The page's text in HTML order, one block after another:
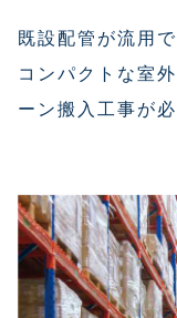
既設配管が流用
コンパクトな室
ーン搬入工事が